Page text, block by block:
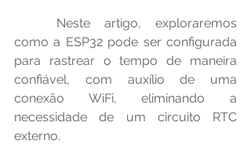
como a ESP32 pode ser configurada
para rastrear o tempo de maneira
confiável, com auxílio de uma
conexão WiFi, eliminando a
necessidade de um circuito RTC
externo.